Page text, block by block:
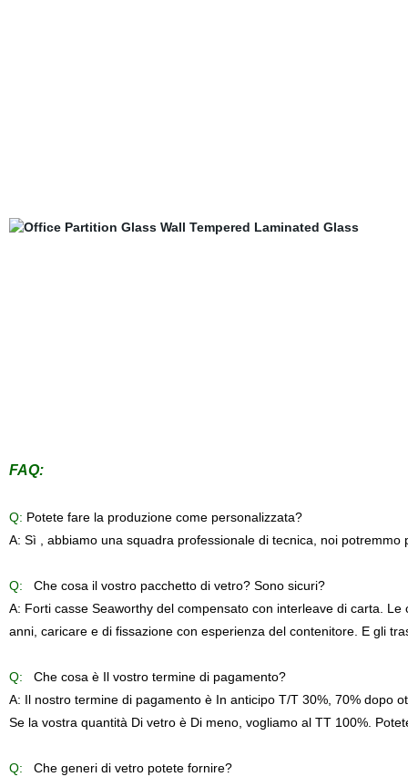
FAQ:
Q: Potete fare la produzione come personalizzata?
A: Sì , abbiamo una squadra professionale di tecnica, noi
Q:
Che cosa il vostro pacchetto di vetro? Sono sicuri?
A: Forti casse Seaworthy del compensato con interleave di carta.
anni, caricare e di fissazione con esperienza del contenitore. E gli
Q: Che cosa è Il vostro termine di pagamento?
A: Il nostro termine di pagamento è In anticipo T/T 30%, 70% dopo
Se la vostra quantità Di vetro è Di meno, vogliamo al TT 100%.
Q: Che generi di vetro potete fornire?